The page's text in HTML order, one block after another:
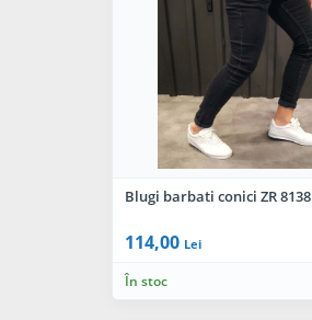
Blugi barbati conici ZR 8138
114,00 Lei
În stoc